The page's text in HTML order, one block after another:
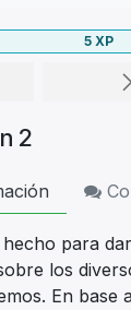
2
5 XP
para
los
En base